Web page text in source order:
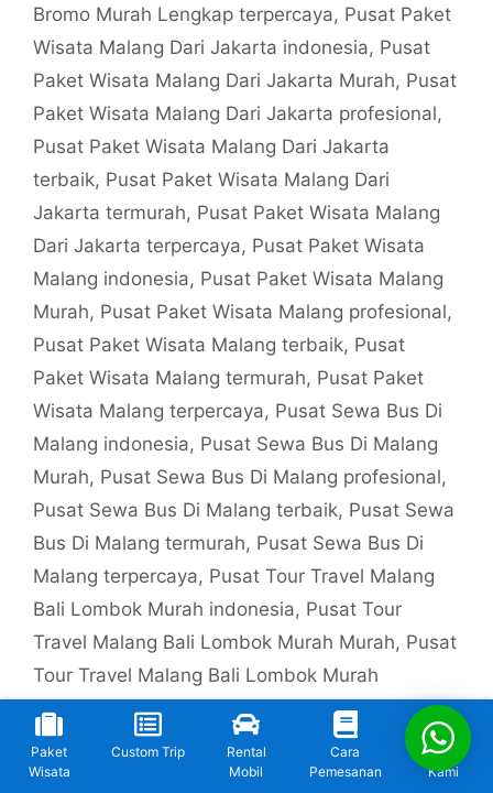
Bromo Murah Lengkap terpercaya, Pusat Paket
Wisata Malang Dari Jakarta indonesia, Pusat
Paket Wisata Malang Dari Jakarta Murah, Pusat
Paket Wisata Malang Dari Jakarta profesional,
Pusat Paket Wisata Malang Dari Jakarta
terbaik, Pusat Paket Wisata Malang Dari
Jakarta termurah, Pusat Paket Wisata Malang
Dari Jakarta terpercaya, Pusat Paket Wisata
Malang indonesia, Pusat Paket Wisata Malang
Murah, Pusat Paket Wisata Malang profesional,
Pusat Paket Wisata Malang terbaik, Pusat
Paket Wisata Malang termurah, Pusat Paket
Wisata Malang terpercaya, Pusat Sewa Bus Di
Malang indonesia, Pusat Sewa Bus Di Malang
Murah, Pusat Sewa Bus Di Malang profesional,
Pusat Sewa Bus Di Malang terbaik, Pusat Sewa
Bus Di Malang termurah, Pusat Sewa Bus Di
Malang terpercaya, Pusat Tour Travel Malang
Bali Lombok Murah indonesia, Pusat Tour
Travel Malang Bali Lombok Murah Murah, Pusat
Tour Travel Malang Bali Lombok Murah
profesional
,Pusat Tour Travel Malang Bali
Lombok Murah terbaik , Pusat Tour Travel
Malang Bali Lombok Murah termurah,Pusat
Paket
Wisata
Custom Trip
Rental
Mobil
Cara
Pemesanan
Kontak
Kami